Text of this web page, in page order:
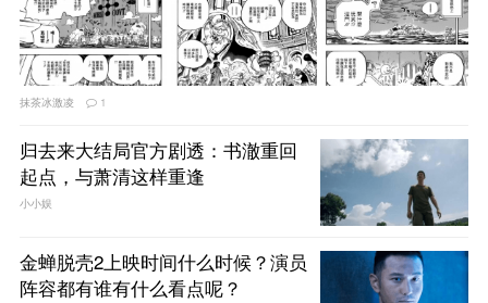
抹茶冰激凌 1
归去来大结局官方剧透：书澈重回
起点，与萧清这样重逢
小小娱
金蝉脱壳2上映时间什么时候？演员
阵容都有谁有什么看点呢？